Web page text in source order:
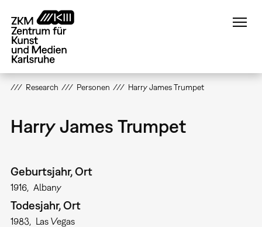
zum
Inhalt
Research Personen Harry James Trumpet
Harry James Trumpet
Geburtsjahr, Ort
1916 Albany
Todesjahr, Ort
1983 Las Vegas